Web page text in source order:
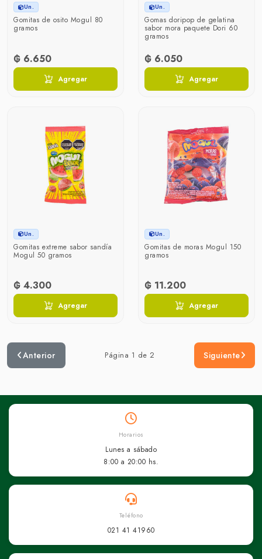
Un.
Gomitas de osito Mogul 80
gramos
₲ 6.650
Agregar
Un.
Gomas doripop de gelatina
sabor mora paquete Dori 60
gramos
₲ 6.050
Agregar
Un.
Gomitas extreme sabor sandía
Mogul 50 gramos
₲ 4.300
Agregar
Un.
Gomitas de moras Mogul 150
gramos
₲ 11.200
Agregar
Anterior Página 1 de 2 Siguiente
Horarios
Lunes a sábado
8:00 a 20:00 hs.
Teléfono
021 41 41960